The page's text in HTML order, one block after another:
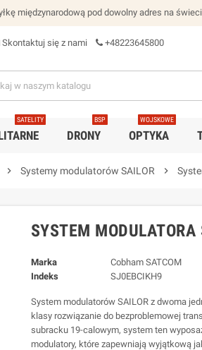
międzynarodową pod dowolny adres na
Skontaktuj się z nami +48223645800
SATELITY
DRONY
BSP
OPTYKA
WOJSKOWE
chevron_right Systemy modulatorów SAILOR chevron_right
SYSTEM
Marka
Cobham SATCOM
Indeks
SJ0EBCIKH9
System modulatorów SAILOR z dwoma
klasy rozwiązanie do bezproblemowej
subracku 19-calowym, system ten
modulatory, które zapewniają wyjątkową